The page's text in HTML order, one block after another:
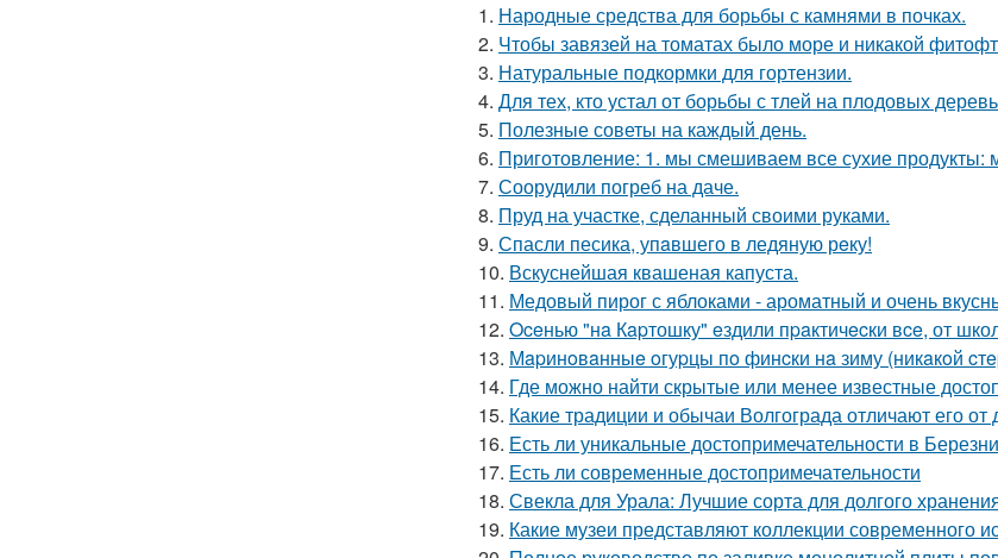
1. Народные средства для борьбы с камнями в почках.
2. Чтобы завязей на томатах было море и никакой
3. Натуральные подкормки для гортензии.
4. Для тех, кто устал от борьбы с тлей на плодовых
5. Полезные советы на каждый день.
6. Приготовление: 1. мы смешиваем все сухие продукты:
7. Соорудили погреб на даче.
8. Пруд на участке, сделанный своими руками.
9. Спасли песика, упaвшего в ледяную рeку!
10. Вскуснейшая квашеная капуста.
11. Медовый пирог с яблоками - ароматный и очень
12. Oceнью "нa Кapтошку" eздили пpaктичecки вce, от
13. Мapинoвaнныe oгуpцы пo финcки нa зиму (никaкoй
14. Где можно найти скрытые или менее известные
15. Какие традиции и обычаи Волгограда отличают его от
16. Есть ли уникальные достопримечательности в
17. Есть ли современные достопримечательности
18. Свекла для Урала: Лучшие сорта для долгого
19. Какие музеи представляют коллекции современного